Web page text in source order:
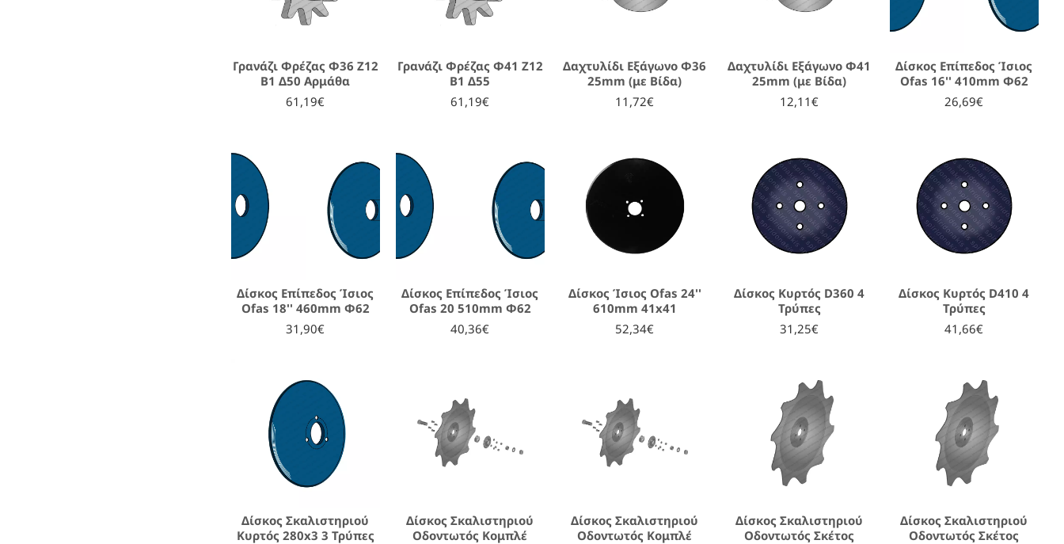
Γρανάζι Φρέζας Φ36 Ζ12
Β1 Δ50 Αρμάθα
61,19€
Γρανάζι Φρέζας Φ41 Ζ12
Β1 Δ55
61,19€
Δαχτυλίδι Εξάγωνο Φ36
25mm (με Βίδα)
11,72€
Δαχτυλίδι Εξάγωνο Φ41
25mm (με Βίδα)
12,11€
Δίσκος Επίπεδος Ίσιος
Ofas 16'' 410mm Φ62
26,69€
Δίσκος Επίπεδος Ίσιος
Ofas 18'' 460mm Φ62
31,90€
Δίσκος Επίπεδος Ίσιος
Ofas 20 510mm Φ62
40,36€
Δίσκος Ίσιος Ofas 24''
610mm 41x41
52,34€
Δίσκος Κυρτός D360 4
Τρύπες
31,25€
Δίσκος Κυρτός D410 4
Τρύπες
41,66€
Δίσκος Σκαλιστηριού
Κυρτός 280x3 3 Τρύπες
Δίσκος Σκαλιστηριού
Οδοντωτός Κομπλέ
Δίσκος Σκαλιστηριού
Οδοντωτός Κομπλέ
Δίσκος Σκαλιστηριού
Οδοντωτός Σκέτος
Δίσκος Σκαλιστηριού
Οδοντωτός Σκέτος